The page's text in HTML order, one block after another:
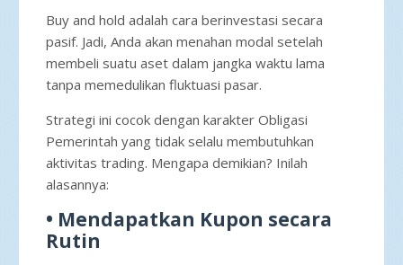
Buy and hold adalah cara berinvestasi secara
pasif. Jadi, Anda akan menahan modal setelah
membeli suatu aset dalam jangka waktu lama
tanpa memedulikan fluktuasi pasar.
Strategi ini cocok dengan karakter Obligasi
Pemerintah yang tidak selalu membutuhkan
aktivitas trading. Mengapa demikian? Inilah
alasannya:
• Mendapatkan Kupon secara
Rutin